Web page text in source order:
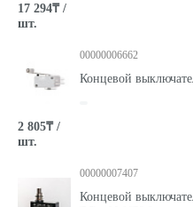
17 294₸ /
шт.
00000006662
Концевой
2 805₸ /
шт.
00000007407
Концевой